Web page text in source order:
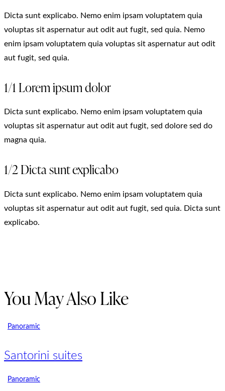
Dicta sunt explicabo. Nemo enim ipsam voluptatem quia
voluptas sit aspernatur aut odit aut fugit, sed quia. Nemo
enim ipsam voluptatem quia voluptas sit aspernatur aut odit
aut fugit, sed quia.
1/1 Lorem ipsum dolor
Dicta sunt explicabo. Nemo enim ipsam voluptatem quia
voluptas sit aspernatur aut odit aut fugit, sed dolore sed do
magna quia.
1/2 Dicta sunt explicabo
Dicta sunt explicabo. Nemo enim ipsam voluptatem quia
voluptas sit aspernatur aut odit aut fugit, sed quia. Dicta sunt
explicabo.
You May Also Like
Panoramic
Santorini suites
Panoramic